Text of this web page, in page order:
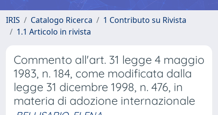
IRIS Catalogo Ricerca
1 Contributo su Rivista
1.1 Articolo in rivista
Commento all'art. 31 legge 4 maggio
1983, n. 184, come modificata dalla
legge 31 dicembre 1998, n. 476, in
materia di adozione internazionale